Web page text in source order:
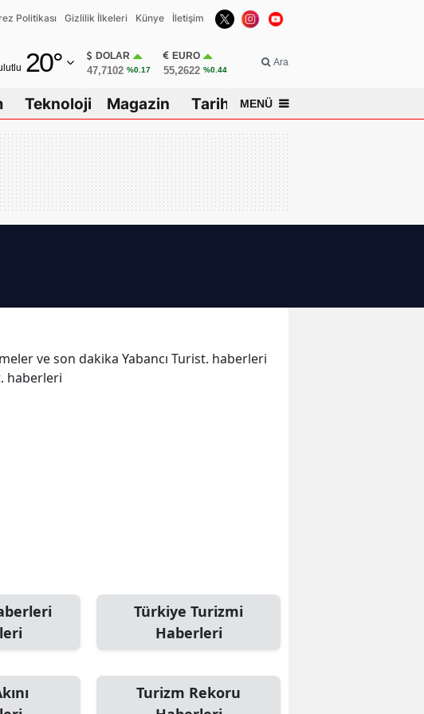
Politikası Gizlilik İlkeleri Künye İletişim
20° DOLAR
47,7102 %0.17
EURO
55,2622 %0.44
Ara
Teknoloji Magazin Tarih MENÜ
ve son dakika Yabancı Turist. haberleri
haberleri
Türkiye Turizmi
Haberleri
Turizm Rekoru